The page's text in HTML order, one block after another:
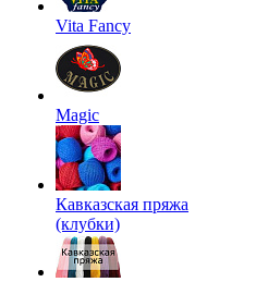
Vita Fancy
Magic
Кавказская пряжа
(клубки)